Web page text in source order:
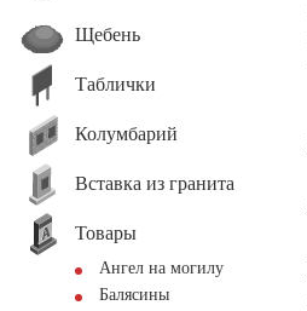
Щебень
Таблички
Колумбарий
Вставка из гранита
Товары
Ангел на могилу
Балясины